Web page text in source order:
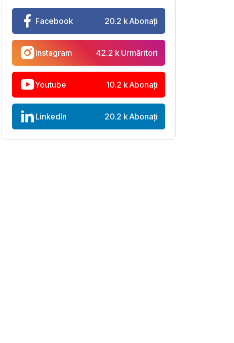
Facebook 20.2 k Abonați
Instagram 42.2 k Urmăritori
Youtube 10.2 k Abonați
LinkedIn 20.2 k Abonați